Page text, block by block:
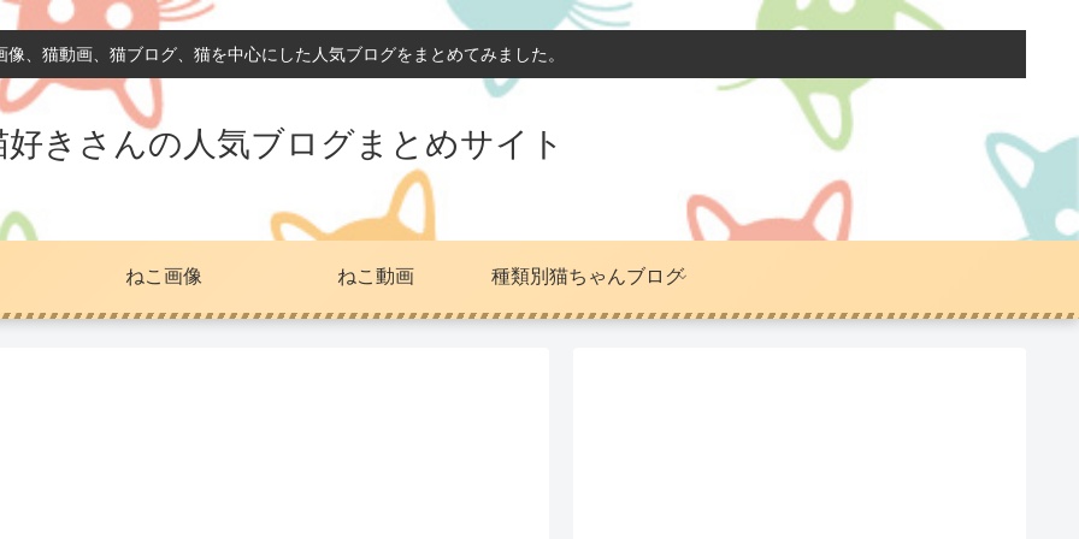
像、猫動画、猫ブログ、猫を中心にした人気ブログをまとめてみました。
好きさんの人気ブログまとめサイト
ねこ画像 ねこ動画 種類別猫ちゃんブログ